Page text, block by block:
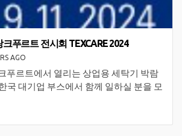
푸르트 전시회 TEXCARE 2024
AGO
푸르트에서 열리는 상업용 세탁기 박람
국 대기업 부스에서 함께 일하실 분을 모